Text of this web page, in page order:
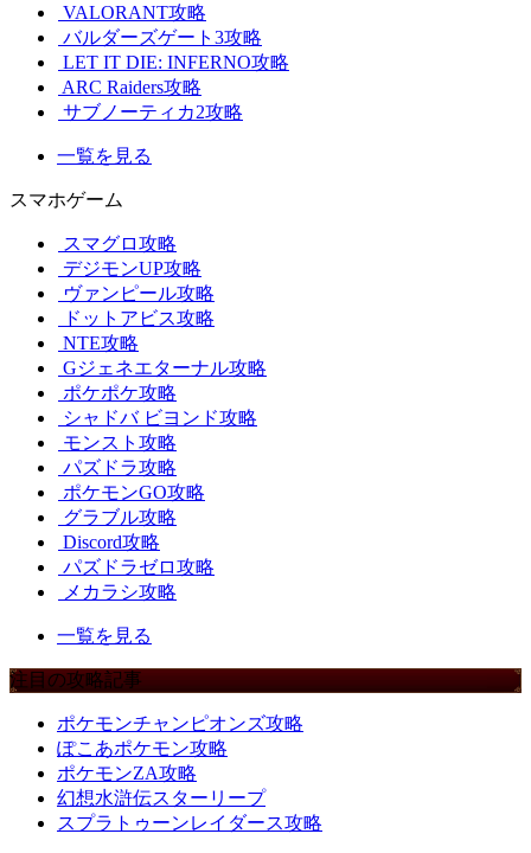
VALORANT攻略
バルダーズゲート3攻略
LET IT DIE: INFERNO攻略
ARC Raiders攻略
サブノーティカ2攻略
一覧を見る
スマホゲーム
スマグロ攻略
デジモンUP攻略
ヴァンピール攻略
ドットアビス攻略
NTE攻略
Gジェネエターナル攻略
ポケポケ攻略
シャドバ ビヨンド攻略
モンスト攻略
パズドラ攻略
ポケモンGO攻略
グラブル攻略
Discord攻略
パズドラゼロ攻略
メカラシ攻略
一覧を見る
注目の攻略記事
ポケモンチャンピオンズ攻略
ぽこあポケモン攻略
ポケモンZA攻略
幻想水滸伝スターリープ
スプラトゥーンレイダース攻略